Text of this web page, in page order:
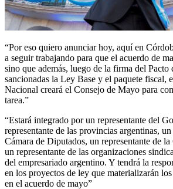
“Por eso quiero anunciar hoy, aquí en
a seguir trabajando para que el acuerdo de
sino que además, luego de la firma del Pacto
sancionadas la Ley Base y el paquete fiscal,
Nacional creará el Consejo de Mayo para
tarea.”
“Estará integrado por un representante del
representante de las provincias argentinas,
Cámara de Diputados, un representante de la
un representante de las organizaciones
del empresariado argentino. Y tendrá la
en los proyectos de ley que materializarán
en el acuerdo de mayo”